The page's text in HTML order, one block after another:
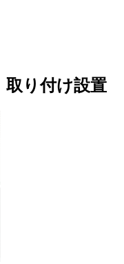
取り付け設置